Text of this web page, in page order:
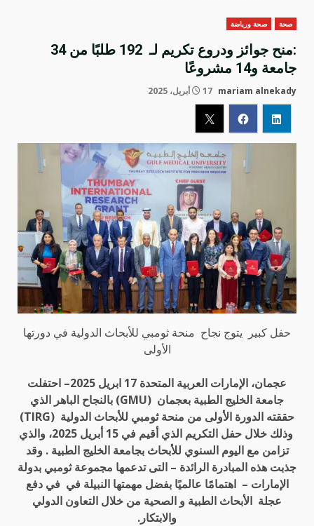
صحة صحة ورياضة
:منح جوائز ودروع تكريم لـ 192 طلبًا من 34
جامعة و14 مشروعًا
mariam alnekady 17 أبريل، 2025
حفل كبير يتوج نجاح منحة ثومبي للأبحاث الدولية في دورتها
الأولى
عجمان، الإمارات العربية المتحدة 17 ابريل 2025– احتفلت
جامعة الخليج الطبية بعجمان (GMU)
بالنجاح الباهر الذي
حققته الدورة الأولى من منحة ثومبي للأبحاث الدولية (TIRG)
وذلك خلال حفل التكريم الذي أقيم في 15 أبريل 2025، والذي
تزامن مع اليوم السنوي للأبحاث بجامعة الخليج الطبية . وقد
جذبت هذه المبادرة الرائدة – التى تدعمها مجموعة ثومبي بدولة
الإمارات – اهتمامًا عالميًا بفضل مهمتها النبيلة في في دفع
عجلة الأبحاث الطبية و الصحية من خلال التعاون الدولي
والابتكار.